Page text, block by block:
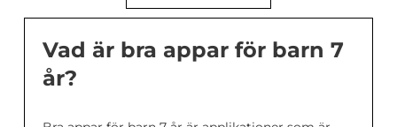
Vad är bra appar för barn 7
år?